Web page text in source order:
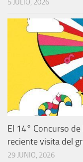
El 14° Concurso
reciente visita del
29 JUNIO, 2026